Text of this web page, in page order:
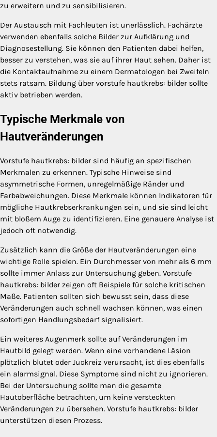
zu erweitern und zu sensibilisieren.
Der Austausch mit Fachleuten ist unerlässlich. Fachärzte
verwenden ebenfalls solche Bilder zur Aufklärung und
Diagnosestellung. Sie können den Patienten dabei helfen,
besser zu verstehen, was sie auf ihrer Haut sehen. Daher ist
die Kontaktaufnahme zu einem Dermatologen bei Zweifeln
stets ratsam. Bildung über vorstufe hautkrebs: bilder sollte
aktiv betrieben werden.
Typische Merkmale von
Hautveränderungen
Vorstufe hautkrebs: bilder sind häufig an spezifischen
Merkmalen zu erkennen. Typische Hinweise sind
asymmetrische Formen, unregelmäßige Ränder und
Farbabweichungen. Diese Merkmale können Indikatoren für
mögliche Hautkrebserkrankungen sein, und sie sind leicht
mit bloßem Auge zu identifizieren. Eine genauere Analyse ist
jedoch oft notwendig.
Zusätzlich kann die Größe der Hautveränderungen eine
wichtige Rolle spielen. Ein Durchmesser von mehr als 6 mm
sollte immer Anlass zur Untersuchung geben. Vorstufe
hautkrebs: bilder zeigen oft Beispiele für solche kritischen
Maße. Patienten sollten sich bewusst sein, dass diese
Veränderungen auch schnell wachsen können, was einen
sofortigen Handlungsbedarf signalisiert.
Ein weiteres Augenmerk sollte auf Veränderungen im
Hautbild gelegt werden. Wenn eine vorhandene Läsion
plötzlich blutet oder Juckreiz verursacht, ist dies ebenfalls
ein alarmsignal. Diese Symptome sind nicht zu ignorieren.
Bei der Untersuchung sollte man die gesamte
Hautoberfläche betrachten, um keine versteckten
Veränderungen zu übersehen. Vorstufe hautkrebs: bilder
unterstützen diesen Prozess.